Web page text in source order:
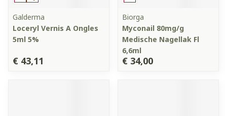
Galderma
Loceryl Vernis A Ongles
5ml 5%
€ 43,11
Biorga
Myconail 80mg/g
Medische Nagellak Fl
6,6ml
€ 34,00